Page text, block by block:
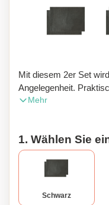
Mit diesem 2er Set
Angelegenheit.
Holzkohlegrill. Auch
reinigen. Aus
Mehr
1. Wählen Sie
Schwarz